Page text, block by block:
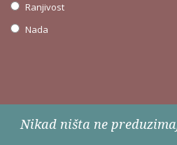
Ranjivost
Nada
Nikad ništa ne